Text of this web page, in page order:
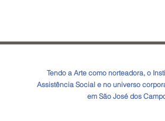
​Tendo a Arte como norteadora, o
Assistência Social e no universo
em São José dos